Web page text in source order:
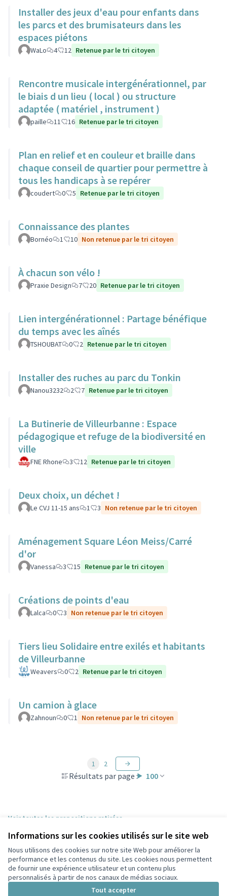
Informations sur les cookies utilisés sur le site web
Nous utilisons des cookies sur notre site Web pour améliorer la
performance et les contenus du site. Les cookies nous permettent
de fournir une expérience utilisateur et un contenu plus
personnalisés à partir de nos canaux de médias sociaux.
Tout accepter
Installer des jeux d'eau pour enfants dans
les parcs et des brumisateurs dans les
espaces piétons
WaLo 4 12 Retenue par le tri citoyen
Rencontre musicale intergénérationnel, par
le biais d un lieu ( local ) ou structure
adaptée ( matériel , instrument )
paille 11 16 Retenue par le tri citoyen
Plan en relief et en couleur et braille dans
chaque conseil de quartier pour permettre à
tous les handicaps à se repérer
coudert 0 5 Retenue par le tri citoyen
Connaissance des plantes
Bornéo 1 10 Non retenue par le tri citoyen
À chacun son vélo !
Praxie Design 7 20 Retenue par le tri citoyen
Lien intergénérationnel : Partage bénéfique
du temps avec les aînés
TSHOUBAT 0 2 Retenue par le tri citoyen
Installer des ruches au parc du Tonkin
Nanou3232 2 7 Retenue par le tri citoyen
La Butinerie de Villeurbanne : Espace
pédagogique et refuge de la biodiversité en
ville
FNE Rhone 3 12 Retenue par le tri citoyen
Deux choix, un déchet !
Le CVJ 11-15 ans 1 3 Non retenue par le tri citoyen
Aménagement Square Léon Meiss/Carré
d'or
Vanessa 3 15 Retenue par le tri citoyen
Créations de points d'eau
Lalca 0 3 Non retenue par le tri citoyen
Tiers lieu Solidaire entre exilés et habitants
de Villeurbanne
Weavers 0 2 Retenue par le tri citoyen
Un camion à glace
Zahnoun 0 1 Non retenue par le tri citoyen
Résultats par page : 100
1 2
Voir toutes les propositions retirées
Conditions d'utilisation
Paramètres des cookies
Participez Villeurbanne sur X
(Lien externe)
Participez Villeurbanne sur Facebook
Participez Villeurbanne sur Instagram
Participez Villeurbanne sur YouTube
(Lien externe)